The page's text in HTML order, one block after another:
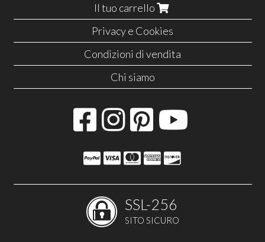
Il tuo carrello
Privacy e Cookies
Condizioni di vendita
Chi siamo
SSL-256
SITO SICURO